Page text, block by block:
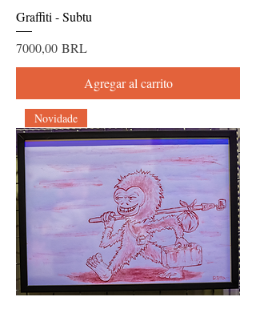
Graffiti - Subtu
Precio
7000,00 BRL
Agregar al carrito
Novidade